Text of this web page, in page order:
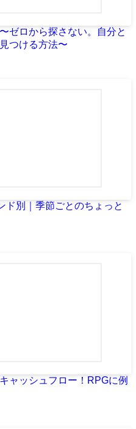
ゼロから探さない。自分と
つける方法〜
ド別｜季節ごとのちょっと
ャッシュフロー！RPGに例